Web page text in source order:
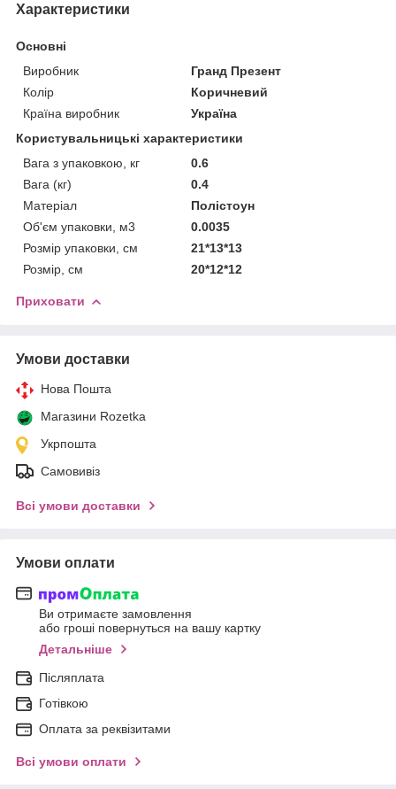
Характеристики
Основні
Виробник
Гранд Презент
Колір
Коричневий
Країна виробник
Україна
Користувальницькі характеристики
Вага з упаковкою, кг
0.6
Вага (кг)
0.4
Матеріал
Полістоун
Об'єм упаковки, м3
0.0035
Розмір упаковки, см
21*13*13
Розмір, см
20*12*12
Приховати
Умови доставки
Нова Пошта
Магазини Rozetka
Укрпошта
Самовивіз
Всі умови доставки
Умови оплати
Ви отримаєте замовлення
або гроші повернуться на вашу картку
Детальніше
Післяплата
Готівкою
Оплата за реквізитами
Всі умови оплати